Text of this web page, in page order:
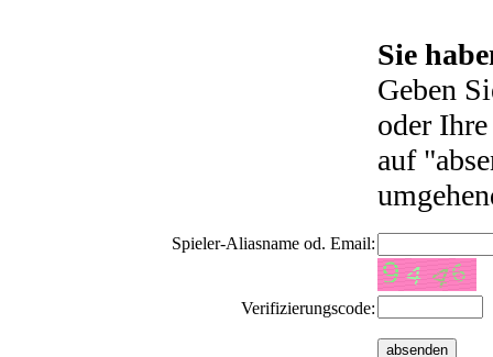
Sie
Geben
oder
auf
Spieler-Aliasname od. Email:
Verifizierungscode: